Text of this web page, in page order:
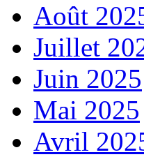
Août
Juillet
Juin 2025
Mai 2025
Avril